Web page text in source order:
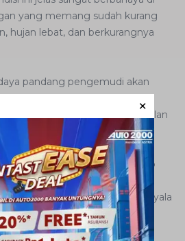
yang memang sudah kurang
hujan lebat, dan berkurangnya
pandang pengemudi akan
dari lampu hazard yang
justru membuat pengguna jalan
lampu hazard yang berkedip.
pengguna jalan lain kesulitan
mobil AutoFamily dan berisiko
seperti saat pengereman
pandangan terganggu oleh nyala